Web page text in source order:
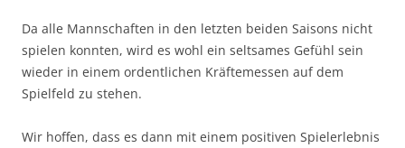
Da alle Mannschaften in den letzten beiden Saisons nicht
spielen konnten, wird es wohl ein seltsames Gefühl sein
wieder in einem ordentlichen Kräftemessen auf dem
Spielfeld zu stehen.
Wir hoffen, dass es dann mit einem positiven Spielerlebnis